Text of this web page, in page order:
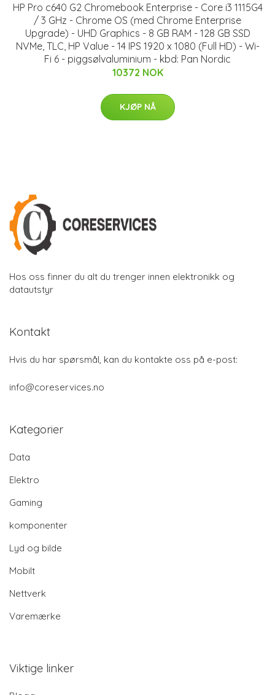
HP Pro c640 G2 Chromebook Enterprise - Core i3 1115G4
/ 3 GHz - Chrome OS (med Chrome Enterprise
Upgrade) - UHD Graphics - 8 GB RAM - 128 GB SSD
NVMe, TLC, HP Value - 14 IPS 1920 x 1080 (Full HD) - Wi-
Fi 6 - piggsølvaluminium - kbd: Pan Nordic
10372 NOK
KJØP NÅ
Hos oss finner du alt du trenger innen elektronikk og
datautstyr
Kontakt
Hvis du har spørsmål, kan du kontakte oss på e-post:
info@coreservices.no
Kategorier
Data
Elektro
Gaming
komponenter
Lyd og bilde
Mobilt
Nettverk
Varemærke
Viktige linker